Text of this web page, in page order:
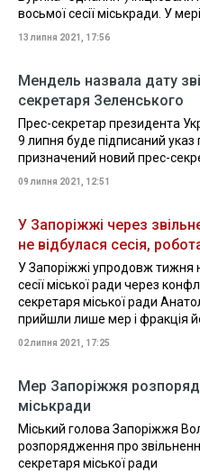
восьмої сесії міськради. У
13 липня 2021, 17:56
Мендель назвала дату
секретаря Зеленського
Прес-секретар президента
9 липня буде підписаний указ
призначений новий прес-
09 липня 2021, 12:51
У Запоріжжі через
не відбулася сесія,
У Запоріжжі упродовж тижня
сесії міської ради через
секретаря міської ради
прийшли лише мер і фракція
02 липня 2021, 17:25
Мер Запоріжжя
міськради
Міський голова Запоріжжя
розпорядження про
секретаря міської ради